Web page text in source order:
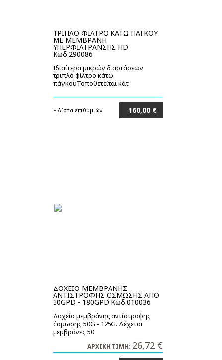
ΤΡΙΠΛΟ ΦΙΛΤΡΟ ΚΑΤΩ ΠΑΓΚΟΥ
ΜΕ ΜΕΜΒΡΑΝΗ
ΥΠΕΡΦΙΛΤΡΑΝΣΗΣ HD
Κωδ.290086
Ιδιαίτερα μικρών διαστάσεων
τριπλό φίλτρο κάτω
πάγκουΤοποθετείται κάτ
+ Λίστα επιθυμιών 160,00 €
ΔΟΧΕΙΟ ΜΕΜΒΡΑΝΗΣ
ΑΝΤΙΣΤΡΟΦΗΣ ΟΣΜΩΣΗΣ ΑΠΟ
30GPD - 180GPD Κωδ.010036
Δοχείο μεμβράνης αντίστροφης
όσμωσης 50G - 125G. Δέχεται
μεμβράνες 50
ΑΡΧΙΚΗ ΤΙΜΗ: 26,72 €